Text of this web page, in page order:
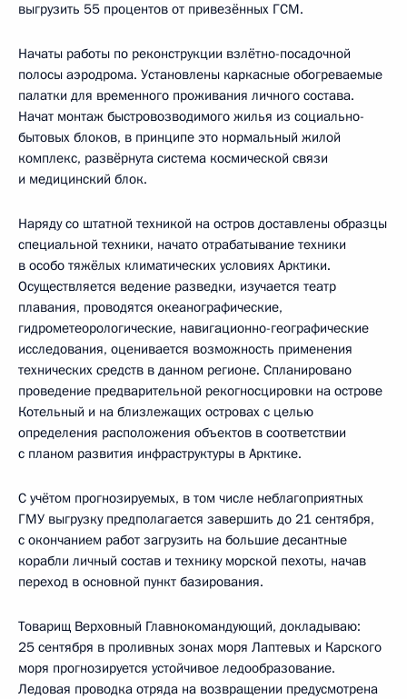
выгрузить 55 процентов от привезённых ГСМ.
Начаты работы по реконструкции взлётно-посадочной
полосы аэродрома. Установлены каркасные обогреваемые
палатки для временного проживания личного состава.
Начат монтаж быстровозводимого жилья из социально-
бытовых блоков, в принципе это нормальный жилой
комплекс, развёрнута система космической связи
и медицинский блок.
Наряду со штатной техникой на остров доставлены образцы
специальной техники, начато отрабатывание техники
в особо тяжёлых климатических условиях Арктики.
Осуществляется ведение разведки, изучается театр
плавания, проводятся океанографические,
гидрометеорологические, навигационно-географические
исследования, оценивается возможность применения
технических средств в данном регионе. Спланировано
проведение предварительной рекогносцировки на острове
Котельный и на близлежащих островах с целью
определения расположения объектов в соответствии
с планом развития инфраструктуры в Арктике.
С учётом прогнозируемых, в том числе неблагоприятных
ГМУ выгрузку предполагается завершить до 21 сентября,
с окончанием работ загрузить на большие десантные
корабли личный состав и технику морской пехоты, начав
переход в основной пункт базирования.
Товарищ Верховный Главнокомандующий, докладываю:
25 сентября в проливных зонах моря Лаптевых и Карского
моря прогнозируется устойчивое ледообразование.
Ледовая проводка отряда на возвращении предусмотрена